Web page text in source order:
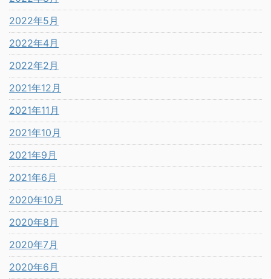
2022年5月
2022年4月
2022年2月
2021年12月
2021年11月
2021年10月
2021年9月
2021年6月
2020年10月
2020年8月
2020年7月
2020年6月